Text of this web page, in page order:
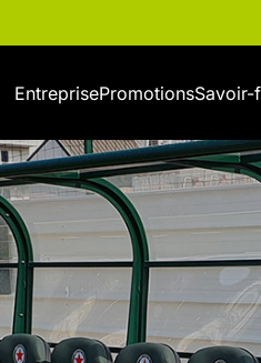
EntreprisePromotionsSavoir-